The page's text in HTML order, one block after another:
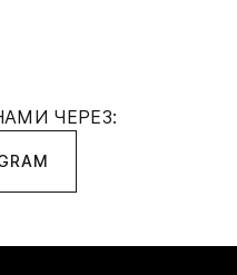
ЧЕРЕЗ: